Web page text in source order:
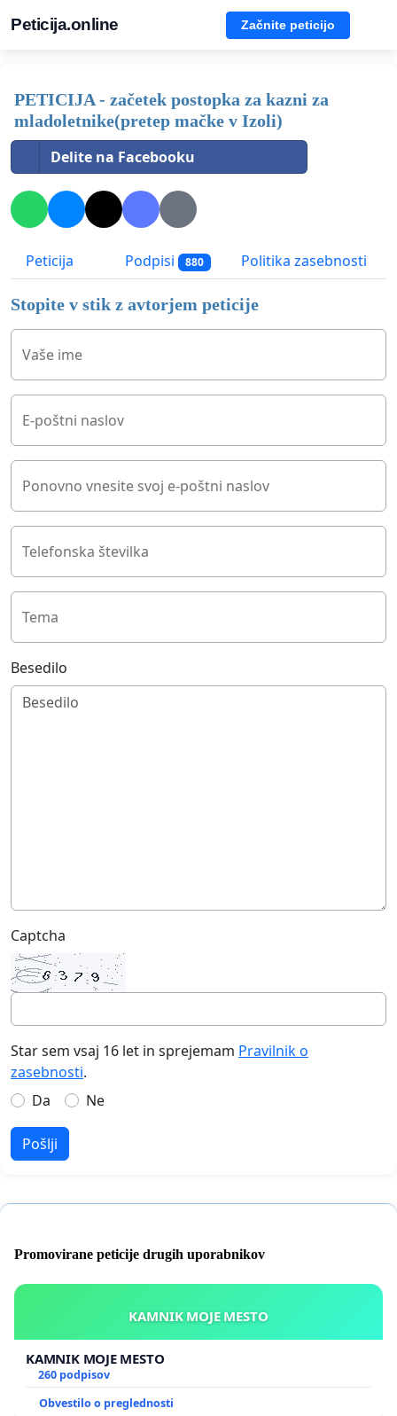
Peticija.online Začnite peticijo
PETICIJA - začetek postopka za kazni za
mladoletnike(pretep mačke v Izoli)
Delite na Facebooku
Peticija Podpisi 880 Politika zasebnosti
Stopite v stik z avtorjem peticije
Vaše ime
E-poštni naslov
Ponovno vnesite svoj e-poštni naslov
Telefonska številka
Tema
Besedilo
Captcha
Star sem vsaj 16 let in sprejemam Pravilnik o
zasebnosti.
Da
Ne
Pošlji
Promovirane peticije drugih uporabnikov
KAMNIK MOJE MESTO
KAMNIK MOJE MESTO
260 podpisov
Obvestilo o preglednosti